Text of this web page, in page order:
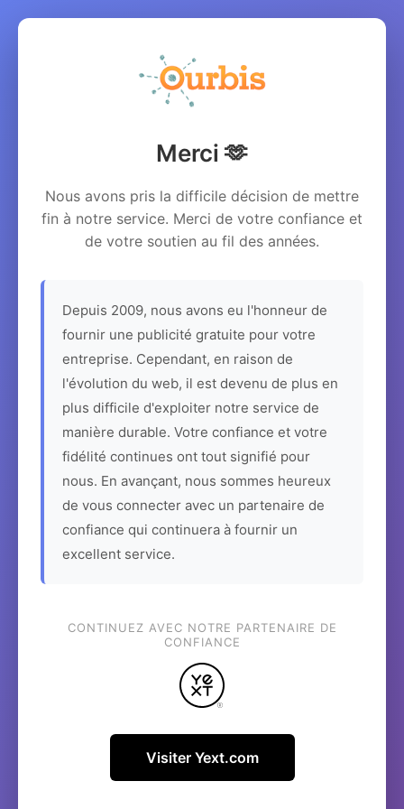
Merci 🫶
Nous avons pris la difficile décision de mettre
fin à notre service. Merci de votre confiance et
de votre soutien au fil des années.
Depuis 2009, nous avons eu l'honneur de
fournir une publicité gratuite pour votre
entreprise. Cependant, en raison de
l'évolution du web, il est devenu de plus en
plus difficile d'exploiter notre service de
manière durable. Votre confiance et votre
fidélité continues ont tout signifié pour
nous. En avançant, nous sommes heureux
de vous connecter avec un partenaire de
confiance qui continuera à fournir un
excellent service.
CONTINUEZ AVEC NOTRE PARTENAIRE DE
CONFIANCE
Visiter Yext.com